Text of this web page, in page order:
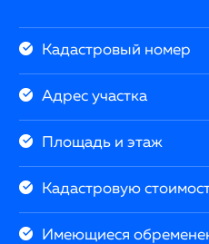
Кадастровый номер
Адрес участка
Площадь и этаж
Кадастровую
Имеющиеся